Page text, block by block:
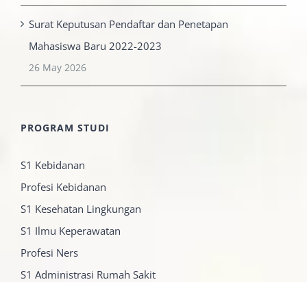
Surat Keputusan Pendaftar dan Penetapan
Mahasiswa Baru 2022-2023
26 May 2026
PROGRAM STUDI
S1 Kebidanan
Profesi Kebidanan
S1 Kesehatan Lingkungan
S1 Ilmu Keperawatan
Profesi Ners
S1 Administrasi Rumah Sakit